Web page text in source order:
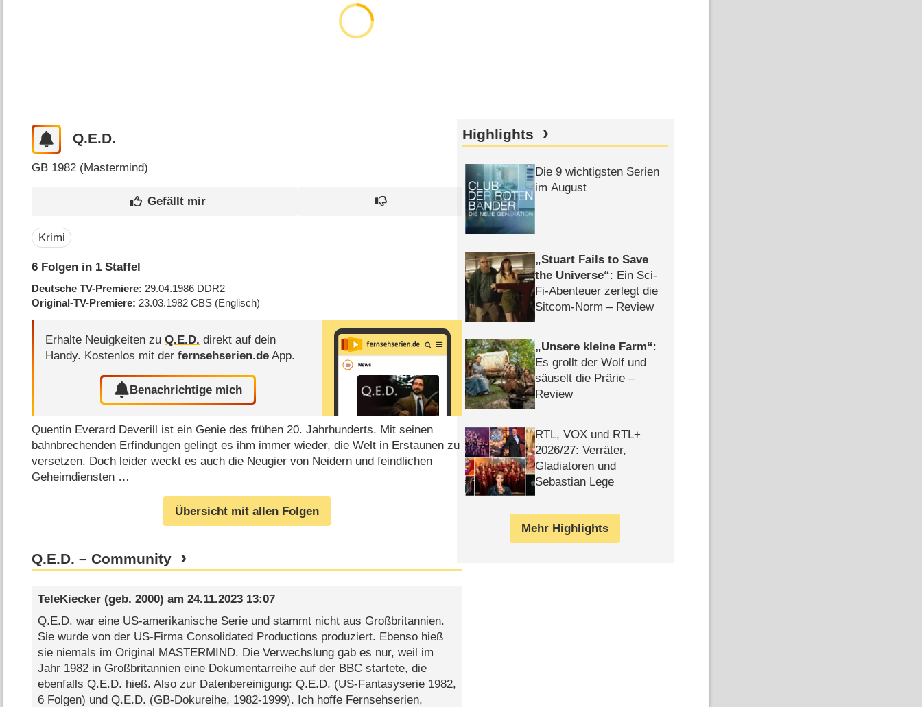
Q.E.D.
GB 1982 (Mastermind)
Krimi
6 Folgen in 1 Staffel
Deutsche TV-Premiere 29.04.1986 DDR2
Original-TV-Premiere 23.03.1982CBS (Englisch)
Erhalte Neuigkeiten zuQ.E.D. direkt auf dein
Handy. Kostenlos mit derfernsehserien.de App.
Benachrichtige mich
Quentin Everard Deverill ist ein Genie des frühen 20. Jahrhunderts. Mit seinen
bahnbrechenden Erfindungen gelingt es ihm immer wieder, die Welt in Erstaunen zu
versetzen. Doch leider weckt es auch die Neugier von Neidern und feindlichen
Geheimdiensten …
Übersicht mit allen Folgen
Q.E.D. – Community
TeleKiecker(geb. 2000) am 24.11.2023 13:07
Q.E.D. war eine US-amerikanische Serie und stammt nicht aus Großbritannien.
Sie wurde von der US-Firma Consolidated Productions produziert. Ebenso hieß
sie niemals im Original MASTERMIND. Die Verwechslung gab es nur, weil im
Jahr 1982 in Großbritannien eine Dokumentarreihe auf der BBC startete, die
ebenfalls Q.E.D. hieß. Also zur Datenbereinigung: Q.E.D. (US-Fantasyserie 1982,
6 Folgen) und Q.E.D. (GB-Dokureihe, 1982-1999). Ich hoffe Fernsehserien,
Highlights
Die 9 wichtigsten Serien
im August
Stuart Fails to Save
the Universe : Ein Sci-
Fi-Abenteuer zerlegt die
Sitcom-Norm – Review
Unsere kleine Farm :
Es grollt der Wolf und
säuselt die Prärie –
Review
RTL, VOX und RTL+
2026/​27: Verräter,
Gladiatoren und
Sebastian Lege
Mehr Highlights